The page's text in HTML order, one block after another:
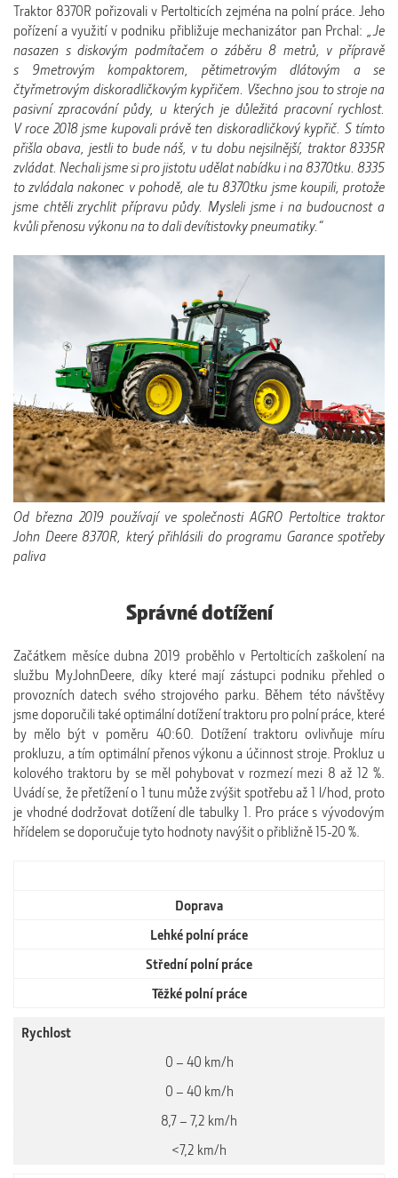
Traktor 8370R pořizovali v Pertolticích zejména na polní práce. Jeho
pořízení a využití v podniku přibližuje mechanizátor pan Prchal:
„Je
nasazen s diskovým podmítačem o záběru 8 metrů, v přípravě
s 9metrovým kompaktorem, pětimetrovým dlátovým a se
čtyřmetrovým diskoradličkovým kypřičem. Všechno jsou to stroje na
pasivní zpracování půdy, u kterých je důležitá pracovní rychlost.
V roce 2018 jsme kupovali právě ten diskoradličkový kypřič. S tímto
přišla obava, jestli to bude náš, v tu dobu nejsilnější, traktor 8335R
zvládat. Nechali jsme si pro jistotu udělat nabídku i na 8370tku. 8335
to zvládala nakonec v pohodě, ale tu 8370tku jsme koupili, protože
jsme chtěli zrychlit přípravu půdy. Mysleli jsme i na budoucnost a
kvůli přenosu výkonu na to dali devítistovky pneumatiky.“
Od března 2019 používají ve společnosti AGRO Pertoltice traktor
John Deere 8370R, který přihlásili do programu Garance spotřeby
paliva
Správné dotížení
Začátkem měsíce dubna 2019 proběhlo v Pertolticích zaškolení na
službu MyJohnDeere, díky které mají zástupci podniku přehled o
provozních datech svého strojového parku. Během této návštěvy
jsme doporučili také optimální dotížení traktoru pro polní práce, které
by mělo být v poměru 40:60. Dotížení traktoru ovlivňuje míru
prokluzu, a tím optimální přenos výkonu a účinnost stroje. Prokluz u
kolového traktoru by se měl pohybovat v rozmezí mezi 8 až 12 %.
Uvádí se, že přetížení o 1 tunu může zvýšit spotřebu až 1 l/hod, proto
je vhodné dodržovat dotížení dle tabulky 1. Pro práce s vývodovým
hřídelem se doporučuje tyto hodnoty navýšit o přibližně 15-20 %.
Doprava
Lehké polní práce
Střední polní práce
Těžké polní práce
Rychlost
0 – 40 km/h
0 – 40 km/h
8,7 – 7,2 km/h
<7,2 km/h